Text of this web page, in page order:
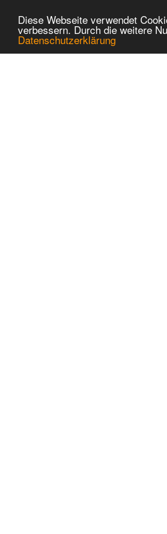
Diese Webseite verwendet
verbessern. Durch die weitere
Datenschutzerklärung